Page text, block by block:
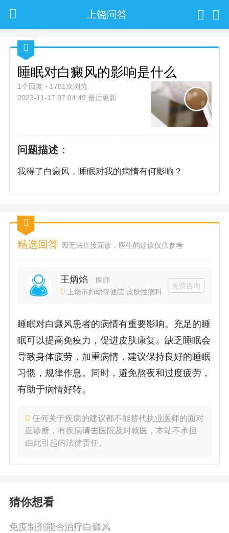
上饶问答
睡眠对白癜风的影响是什么
1个回复
1781次浏览
2023-11-17 07:04:49 最后更新
问题描述：
我得了白癜风，睡眠对我的病情有何影响？
精选回答 因无法直接面诊，医生的建议仅供参考
王炳焰
医师
上饶市妇幼保健院 皮肤性病科
免费咨询
睡眠对白癜风患者的病情有重要影响。充足的睡
眠可以提高免疫力，促进皮肤康复。缺乏睡眠会
导致身体疲劳，加重病情，建议保持良好的睡眠
习惯，规律作息。同时，避免熬夜和过度疲劳，
有助于病情好转。
任何关于疾病的建议都不能替代执业医师的面对
面诊断，有疾病请去医院及时就医，本站不承担
由此引起的法律责任。
猜你想看
免疫制剂能否治疗白癜风